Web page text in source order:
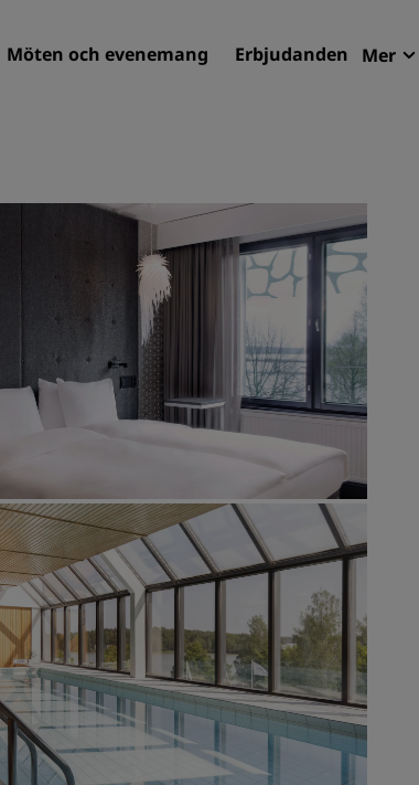
Möten och evenemang Erbjudanden Mer
Destinationer
Resorter
Servicelägenheter
Flygplatshotell
Nya och kommande hotell
Möten och evenemang
Upptäck Radisson Meetings
Boka en möteslokal
Begär en offert
Evenemangsdestinationer
Branschlösningar
Sök flyg
Sök flyg
Måltider